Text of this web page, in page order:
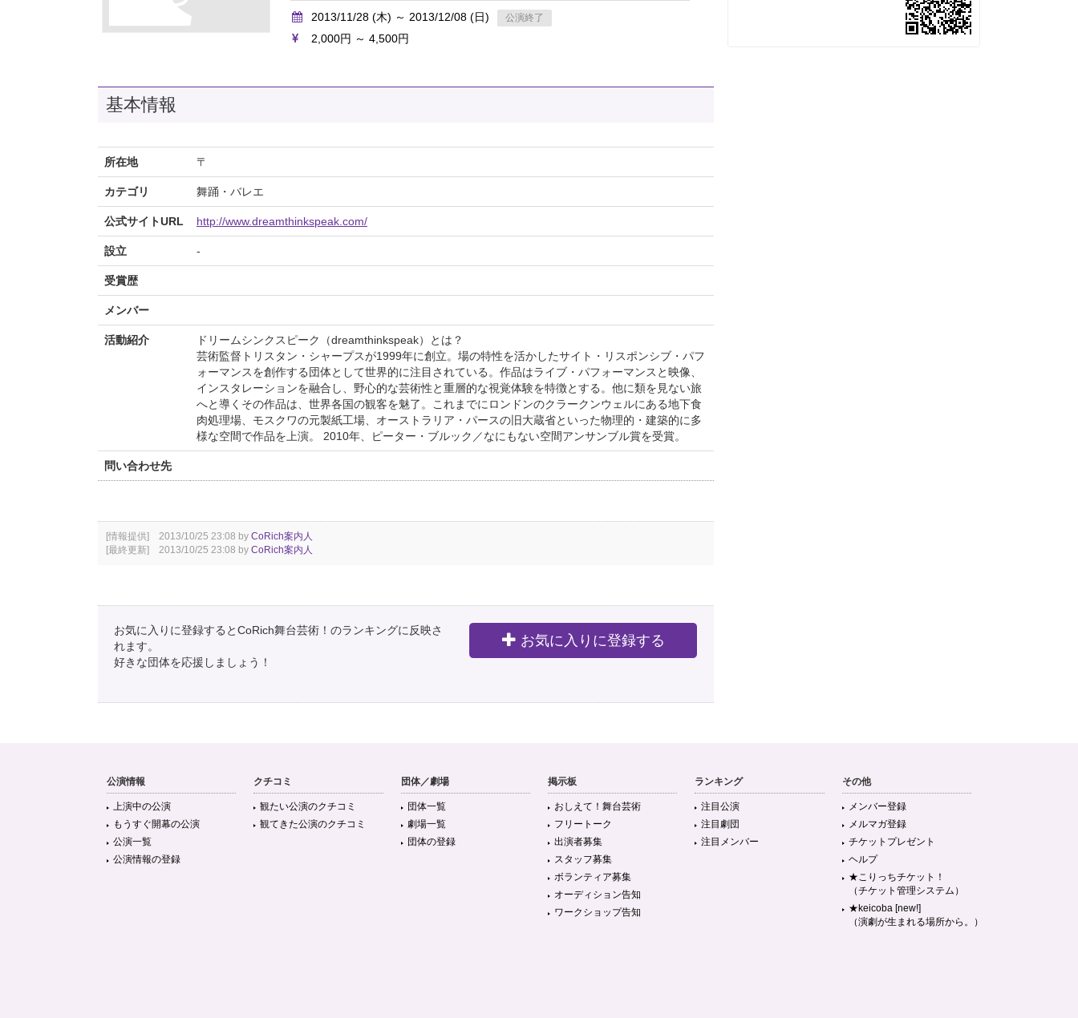
2013/11/28 (木) ～ 2013/12/08 (日) 公演終了
2,000円 ～ 4,500円
基本情報
所在地 〒
カテゴリ 舞踊・バレエ
公式サイトURL http://www.dreamthinkspeak.com/
設立 -
受賞歴
メンバー
活動紹介
ドリームシンクスピーク（dreamthinkspeak）とは？
芸術監督トリスタン・シャープスが1999年に創立。場の特性を活かしたサイト・リスポンシブ・パフ
ォーマンスを創作する団体として世界的に注目されている。作品はライブ・パフォーマンスと映像、
インスタレーションを融合し、野心的な芸術性と重層的な視覚体験を特徴とする。他に類を見ない旅
へと導くその作品は、世界各国の観客を魅了。これまでにロンドンのクラークンウェルにある地下食
肉処理場、モスクワの元製紙工場、オーストラリア・パースの旧大蔵省といった物理的・建築的に多
様な空間で作品を上演。 2010年、ピーター・ブルック／なにもない空間アンサンブル賞を受賞。
問い合わせ先
[情報提供] 2013/10/25 23:08 by CoRich案内人
[最終更新] 2013/10/25 23:08 by CoRich案内人
お気に入りに登録するとCoRich舞台芸術！のランキングに反映さ
れます。
好きな団体を応援しましょう！
お気に入りに登録する
公演情報
上演中の公演
もうすぐ開幕の公演
公演一覧
公演情報の登録
クチコミ
観たい公演のクチコミ
観てきた公演のクチコミ
団体／劇場
団体一覧
劇場一覧
団体の登録
掲示板
おしえて！舞台芸術
フリートーク
出演者募集
スタッフ募集
ボランティア募集
オーディション告知
ワークショップ告知
ランキング
注目公演
注目劇団
注目メンバー
その他
メンバー登録
メルマガ登録
チケットプレゼント
ヘルプ
★こりっちチケット！
（チケット管理システム）
★keicoba [new!]
（演劇が生まれる場所から。）